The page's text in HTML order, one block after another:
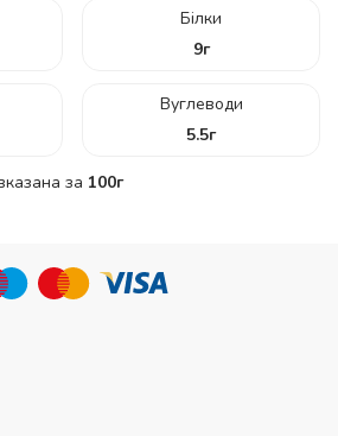
Білки
9г
Вуглеводи
5.5г
за 100г